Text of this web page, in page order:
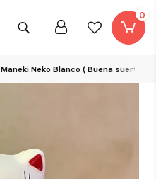
0
Maneki Neko Blanco ( Buena suerte y